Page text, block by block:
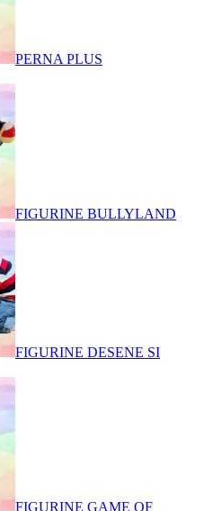
PERNA PLUS
FIGURINE BULLYLAND
FIGURINE DESENE SI
FIGURINE GAME OF